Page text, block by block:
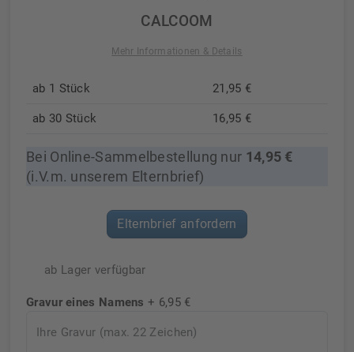
CALCOOM
Mehr Informationen & Details
ab 1 Stück 21,95 €
ab 30 Stück 16,95 €
Bei Online-Sammelbestellung nur 14,95 €
(i.V.m. unserem Elternbrief)
Elternbrief anfordern
ab Lager verfügbar
Gravur eines Namens + 6,95 €
Ihre Gravur (max. 22 Zeichen)